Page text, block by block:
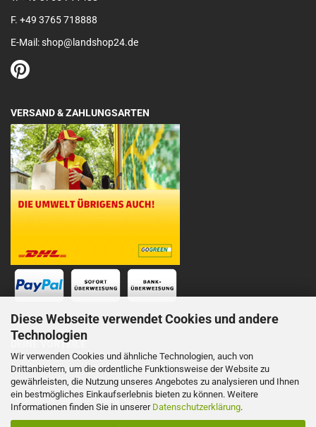
Diese Webseite verwendet Cookies und andere
Technologien
Wir verwenden Cookies und ähnliche Technologien, auch von
Drittanbietern, um die ordentliche Funktionsweise der Website zu
gewährleisten, die Nutzung unseres Angebotes zu analysieren und Ihnen
ein bestmögliches Einkaufserlebnis bieten zu können. Weitere
Informationen finden Sie in unserer Datenschutzerklärung.
F. +49 3765 718888
E-Mail: shop@landshop24.de
VERSAND & ZAHLUNGSARTEN
DEINE VORTEILE
Schnelle Lieferung
Persönliche Telefonberatung